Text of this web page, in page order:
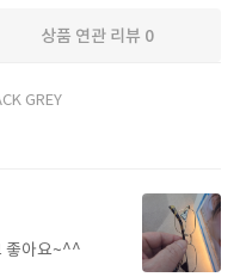
상품 연관 리뷰 0
GREY
좋아요~^^